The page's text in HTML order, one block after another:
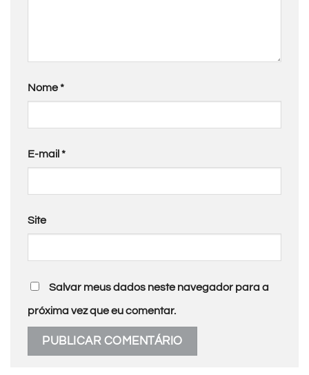
Nome*
E-mail *
Site
Salvar meus dados neste navegador para a
próxima vez que eu comentar.